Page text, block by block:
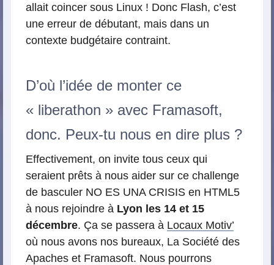
allait coincer sous Linux ! Donc Flash, c’est
une erreur de débutant, mais dans un
contexte budgétaire contraint.
D’où l’idée de monter ce
« liberathon » avec Framasoft,
donc. Peux-tu nous en dire plus ?
Effectivement, on invite tous ceux qui
seraient prêts à nous aider sur ce challenge
de basculer NO ES UNA CRISIS en HTML5
à nous rejoindre à Lyon les 14 et 15
décembre. Ça se passera à Locaux Motiv’
où nous avons nos bureaux, La Société des
Apaches et Framasoft. Nous pourrons